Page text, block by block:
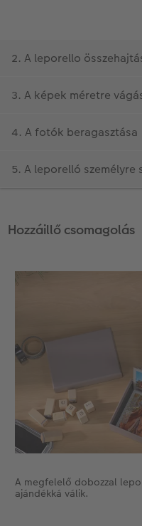
Hozzáillő csomagolás
A megfelelő dobozzal
ajándékká válik.